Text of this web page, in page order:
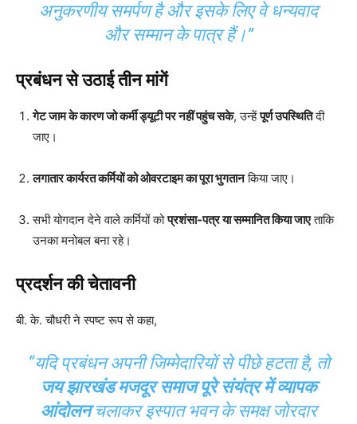
अनुकरणीय समर्पण है और इसके लिए वे धन्यवाद
और सम्मान के पात्र हैं।”
प्रबंधन से उठाई तीन मांगें
गेट जाम के कारण जो कर्मी ड्यूटी पर नहीं पहुंच सके, उन्हेंपूर्ण उपस्थितिदी
जाए।
लगातार कार्यरत कर्मियों को ओवरटाइम का पूरा भुगतानकिया जाए।
सभी योगदान देने वाले कर्मियों कोप्रशंसा-पत्र या सम्मानित किया जाएताकि
उनका मनोबल बना रहे।
प्रदर्शन की चेतावनी
बी. के. चौधरी ने स्पष्ट रूप से कहा,
“यदि प्रबंधन अपनी जिम्मेदारियों से पीछे हटता है, तो
जय झारखंड मजदूर समाज पूरे संयंत्र में व्यापक
आंदोलनचलाकर इस्पात भवन के समक्ष जोरदार